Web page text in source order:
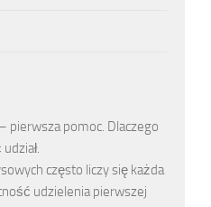
pierwsza pomoc. Dlaczego
często liczy się każda
udzielenia pierwszej